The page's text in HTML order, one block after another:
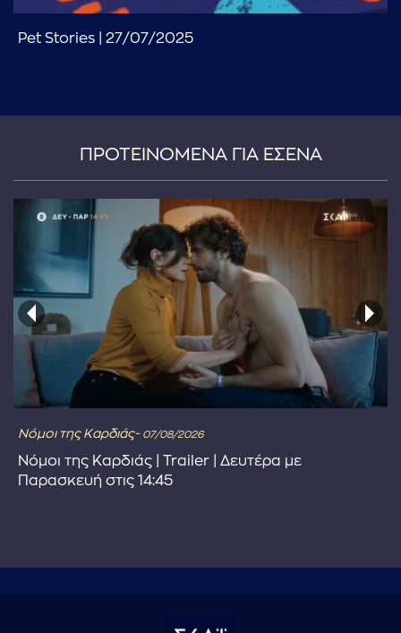
Pet Stories | 27/07/2025
ΠΡΟΤΕΙΝΟΜΕΝΑ ΓΙΑ ΕΣΕΝΑ
Νόμοι της Καρδιάς- 07/08/2026
Νόμοι της Καρδιάς | Trailer | Δευτέρα με
Παρασκευή στις 14:45